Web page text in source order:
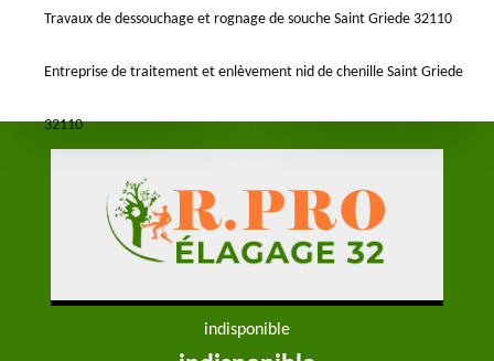
Travaux de dessouchage et rognage de souche Saint Griede 32110
Entreprise de traitement et enlèvement nid de chenille Saint Griede
32110
indisponible